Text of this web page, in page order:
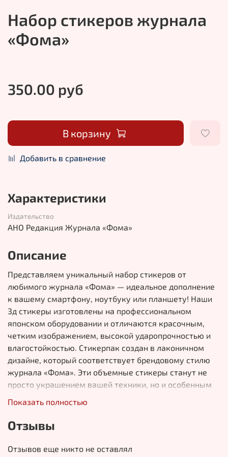
Набор стикеров журнала
«Фома»
350.00 руб
В корзину
Добавить в сравнение
Характеристики
Издательство
АНО Редакция Журнала «Фома»
Описание
Представляем уникальный набор стикеров от
любимого журнала «Фома» — идеальное дополнение
к вашему смартфону, ноутбуку или планшету! Наши
3д стикеры изготовлены на профессиональном
японском оборудовании и отличаются красочным,
четким изображением, высокой ударопрочностью и
влагостойкостью. Стикерпак создан в лаконичном
дизайне, который соответствует брендовому стилю
журнала «Фома». Эти объемные стикеры станут не
просто украшением вашей техники, но и особенным
включены самые яркие и запоминающиеся слоганы с
обложек журнала «Фома», которые поднимут
настроение и вызовут интерес у окружающих. Эти
Показать полностью
Отзывы
Отзывов еще никто не оставлял